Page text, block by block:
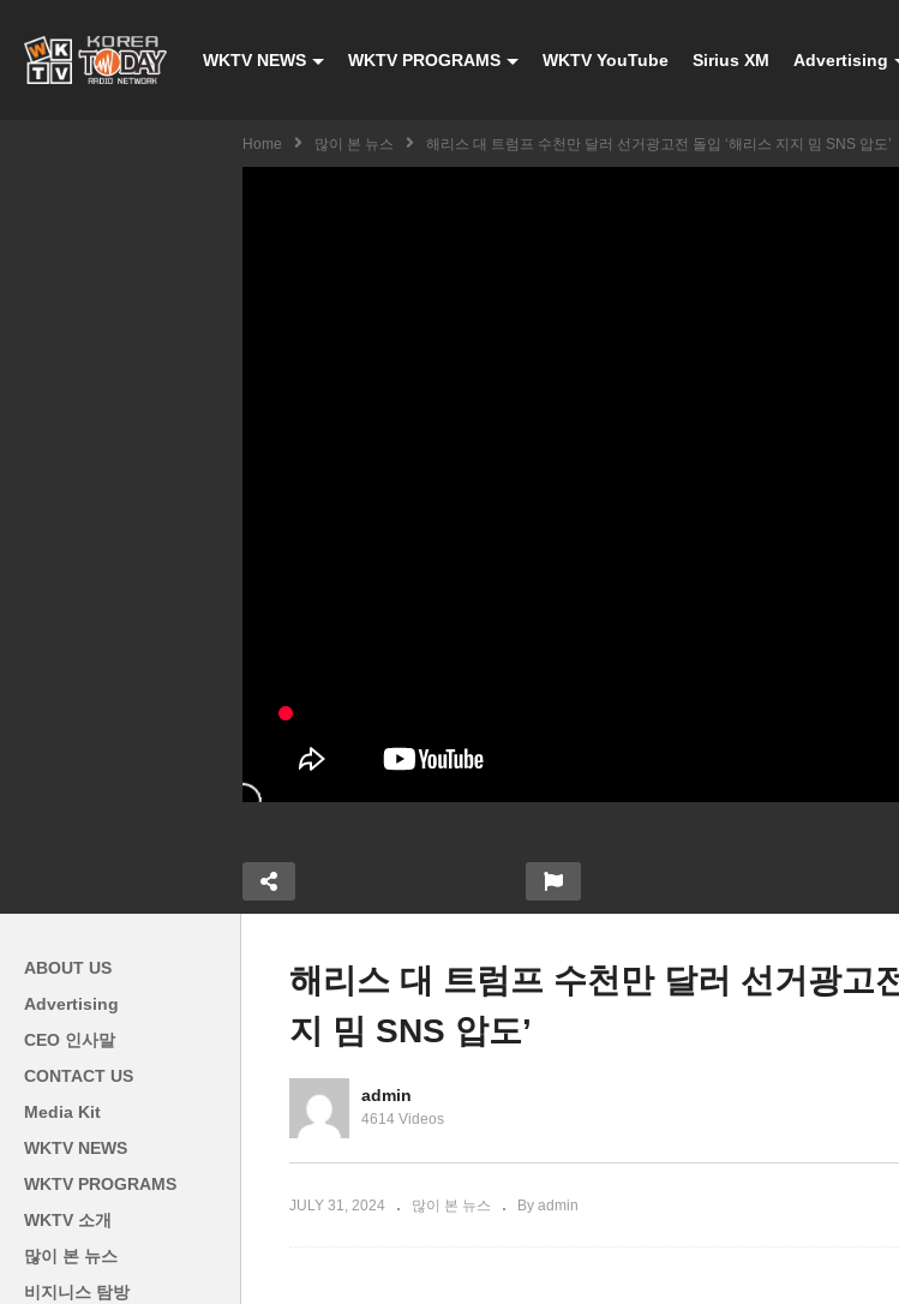
WKTV NEWS WKTV PROGRAMS WKTV YouTube Sirius XM Advertising
Home 많이 본 뉴스 해리스 대 트럼프 수천만 달러 선거광고전 돌입 ‘해리스 지지 밈 SNS 압도’
이머병 더
엎친 데 덮쳤다, 신용카드 연체
ABOUT US
Advertising
CEO 인사말
CONTACT US
Media Kit
WKTV NEWS
WKTV PROGRAMS
WKTV 소개
많이 본 뉴스
비지니스 탐방
해리스 대 트럼프 수천만 달러 선거광고
지 밈 SNS 압도’
admin
4614 Videos
JULY 31, 2024 많이 본 뉴스 By admin